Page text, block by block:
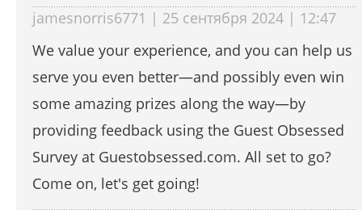
jamesnorris6771 | 25 сентября 2024 | 12:47
We value your experience, and you can help us
serve you even better—and possibly even win
some amazing prizes along the way—by
providing feedback using the Guest Obsessed
Survey at Guestobsessed.com. All set to go?
Come on, let's get going!